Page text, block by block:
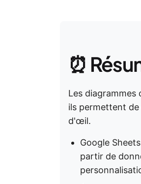
⏰
Les diagrammes
ils permettent
d'œil.
Google
partir de